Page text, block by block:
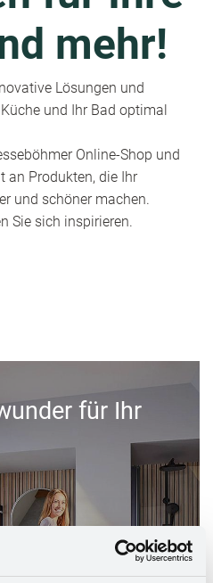
mehr!
Lösungen und
und Ihr Bad optimal
Online-Shop und
an Produkten, die Ihr
und schöner machen.
Sie sich inspirieren.
für Ihr